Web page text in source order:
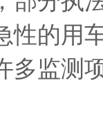
性的用
多监测